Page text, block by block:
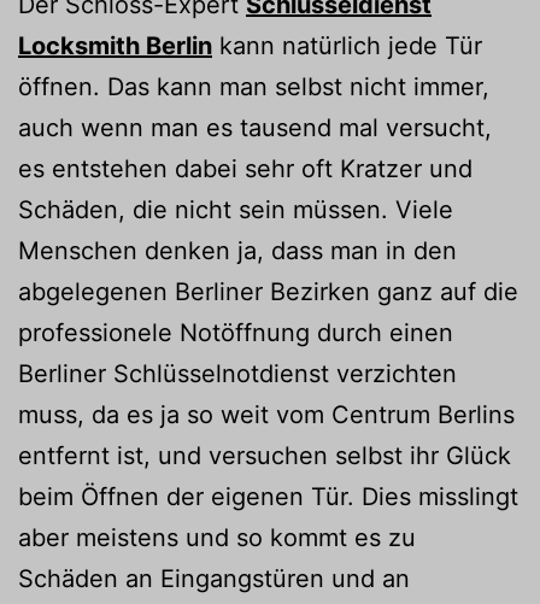
Locksmith Berlin kann natürlich jede Tür
öffnen. Das kann man selbst nicht immer,
auch wenn man es tausend mal versucht,
es entstehen dabei sehr oft Kratzer und
Schäden, die nicht sein müssen. Viele
Menschen denken ja, dass man in den
abgelegenen Berliner Bezirken ganz auf die
professionele Notöffnung durch einen
Berliner Schlüsselnotdienst verzichten
muss, da es ja so weit vom Centrum Berlins
entfernt ist, und versuchen selbst ihr Glück
beim Öffnen der eigenen Tür. Dies misslingt
aber meistens und so kommt es zu
Schäden an Eingangstüren und an